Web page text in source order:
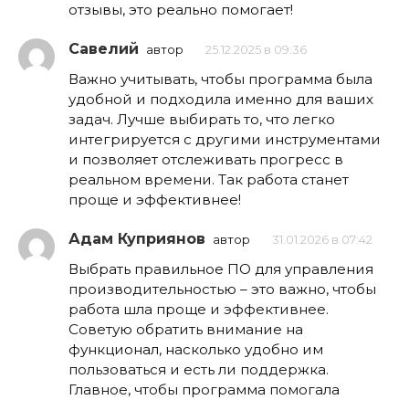
отзывы, это реально помогает!
Савелий автор 25.12.2025 в 09:36
Важно учитывать, чтобы программа была
удобной и подходила именно для ваших
задач. Лучше выбирать то, что легко
интегрируется с другими инструментами
и позволяет отслеживать прогресс в
реальном времени. Так работа станет
проще и эффективнее!
Адам Куприянов автор 31.01.2026 в 07:42
Выбрать правильное ПО для управления
производительностью – это важно, чтобы
работа шла проще и эффективнее.
Советую обратить внимание на
функционал, насколько удобно им
пользоваться и есть ли поддержка.
Главное, чтобы программа помогала